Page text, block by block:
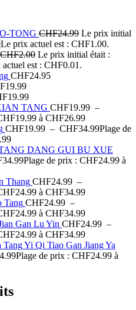
TONG CHF24.99 Le prix initial
Le prix actuel est : CHF1.00.
CHF2.00 Le prix initial était :
est : CHF0.01.
CHF24.95
19.99
19.99
TANG CHF19.99 –
à CHF26.99
CHF19.99 – CHF34.99Plage de
DANG GUI BU XUE
34.99Plage de prix : CHF24.99 à
Thang CHF24.99 –
à CHF34.99
Tang CHF24.99 –
à CHF34.99
Gan Lu Yin CHF24.99 –
à CHF34.99
Yi Qi Tiao Gan Jiang Ya
Plage de prix : CHF24.99 à